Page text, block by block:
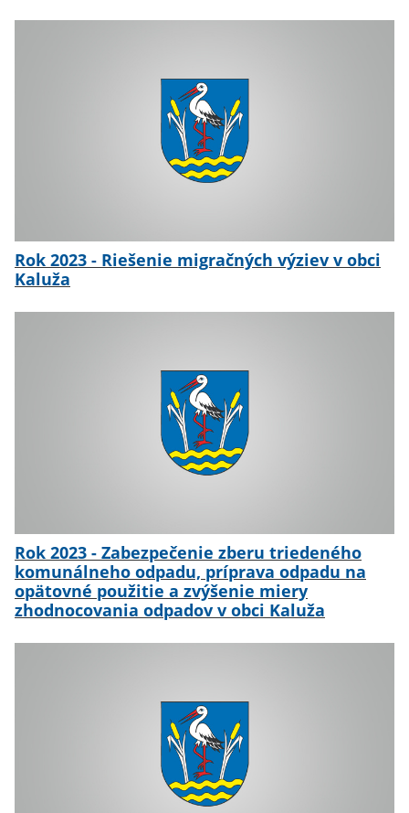
Rok 2023 - Riešenie migračných výziev v obci
Kaluža
Rok 2023 - Zabezpečenie zberu triedeného
komunálneho odpadu, príprava odpadu na
opätovné použitie a zvýšenie miery
zhodnocovania odpadov v obci Kaluža